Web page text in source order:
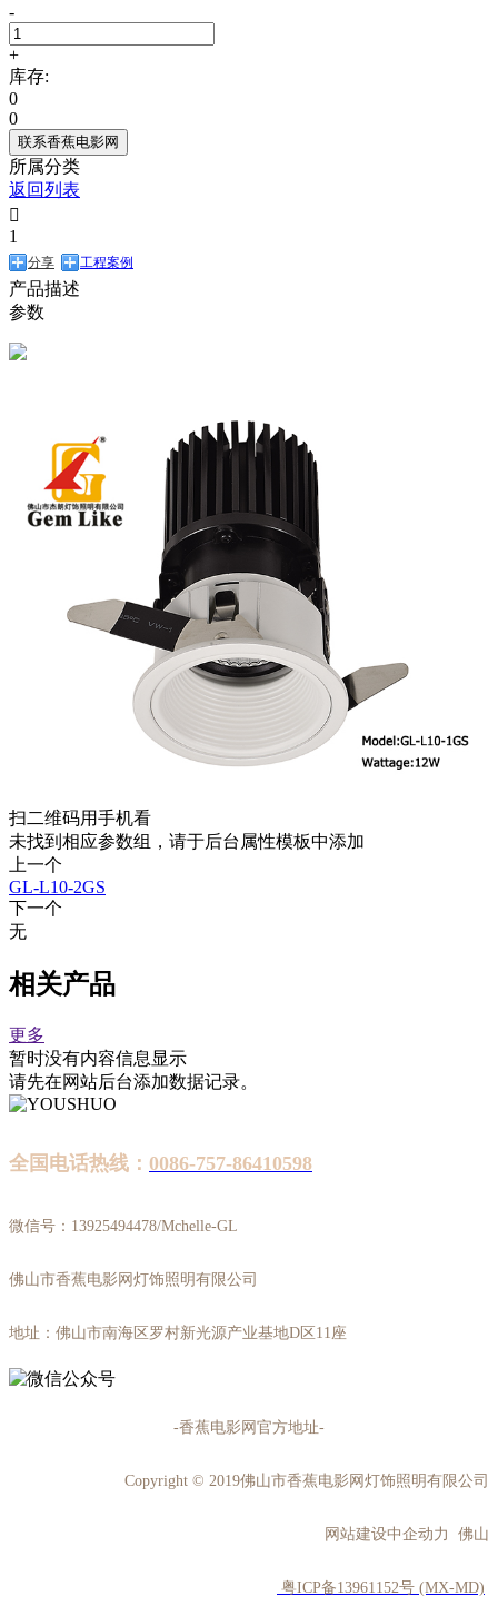
-
+
库存:
0
0
联系香蕉电影网
所属分类
返回列表

1
分享 工程案例
产品描述
参数
扫二维码用手机看
未找到相应参数组，请于后台属性模板中添加
上一个
GL-L10-2GS
下一个
无
相关产品
更多
暂时没有内容信息显示
请先在网站后台添加数据记录。
全国电话热线： 0086-757-86410598
微信号：13925494478/Mchelle-GL
佛山市香蕉电影网灯饰照明有限公司
地址：佛山市南海区罗村新光源产业基地D区11座
-香蕉电影网官方地址-
Copyright © 2019佛山市香蕉电影网灯饰照明有限公司
网站建设中企动力 佛山
粤ICP备13961152号 (MX-MD)